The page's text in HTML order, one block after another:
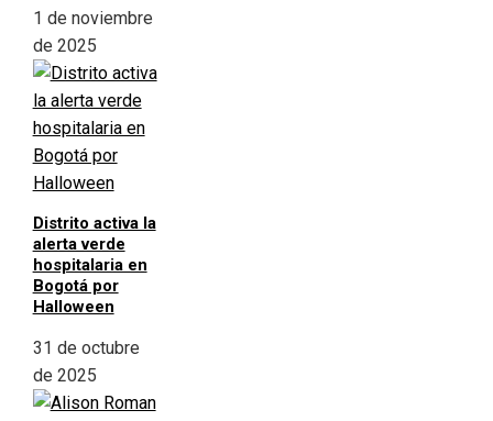
1 de noviembre
de 2025
Distrito activa la
alerta verde
hospitalaria en
Bogotá por
Halloween
31 de octubre
de 2025